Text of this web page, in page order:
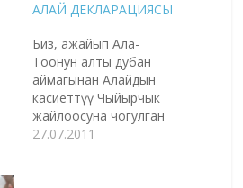
АЛАЙ ДЕКЛАРАЦИЯСЫ
Биз, ажайып Ала-
Тоонун алты дубан
аймагынан Алайдын
касиеттүү Чыйырчык
жайлоосуна чогулган
Кыргызстандын көп
27.07.2011